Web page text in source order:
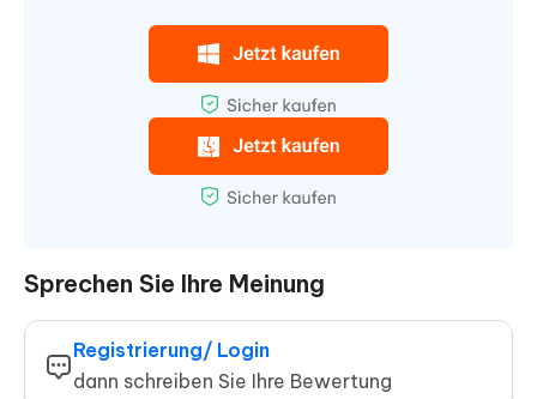
Sprechen Sie Ihre Meinung
Registrierung/ Login
dann schreiben Sie Ihre Bewertung